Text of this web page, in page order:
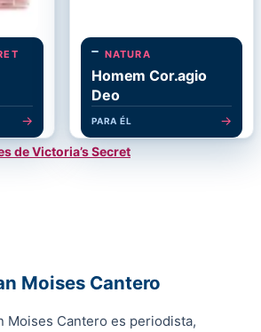
→
NATURA
Homem Cor.agio
Deo
PARA ÉL →
de Victoria’s Secret
Moises Cantero
Moises Cantero es periodista,